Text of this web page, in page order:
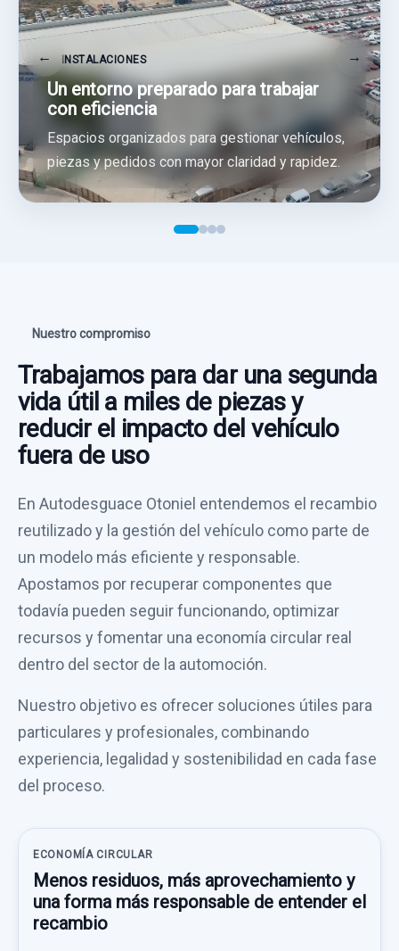
← INSTALACIONES
Un entorno preparado para trabajar
con eficiencia
Espacios organizados para gestionar vehículos,
piezas y pedidos con mayor claridad y rapidez.
→
Nuestro compromiso
Trabajamos para dar una segunda
vida útil a miles de piezas y
reducir el impacto del vehículo
fuera de uso
En Autodesguace Otoniel entendemos el recambio
reutilizado y la gestión del vehículo como parte de
un modelo más eficiente y responsable.
Apostamos por recuperar componentes que
todavía pueden seguir funcionando, optimizar
recursos y fomentar una economía circular real
dentro del sector de la automoción.
Nuestro objetivo es ofrecer soluciones útiles para
particulares y profesionales, combinando
experiencia, legalidad y sostenibilidad en cada fase
del proceso.
ECONOMÍA CIRCULAR
Menos residuos, más aprovechamiento y
una forma más responsable de entender el
recambio